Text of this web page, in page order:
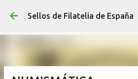
Sellos de Filatelia de España